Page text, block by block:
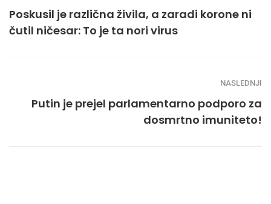
Poskusil je različna živila, a zaradi korone ni
čutil ničesar: To je ta nori virus
NASLEDNJI
Putin je prejel parlamentarno podporo za
dosmrtno imuniteto!